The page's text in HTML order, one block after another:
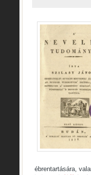
ébrentartására,